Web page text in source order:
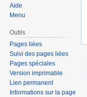
Aide
Menu
Outils
Pages liées
Suivi des pages liées
Pages spéciales
Version imprimable
Lien permanent
Informations sur la page